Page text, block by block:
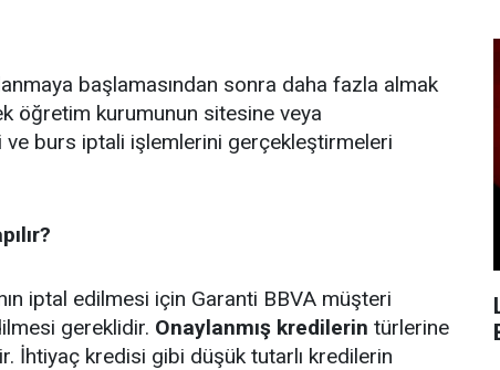
başlamasından sonra daha fazla almak
öğretim kurumunun sitesine veya
burs iptali işlemlerini gerçekleştirmeleri
iptal edilmesi için Garanti BBVA müşteri
gereklidir. Onaylanmış kredilerin türlerine
İhtiyaç kredisi gibi düşük tutarlı kredilerin